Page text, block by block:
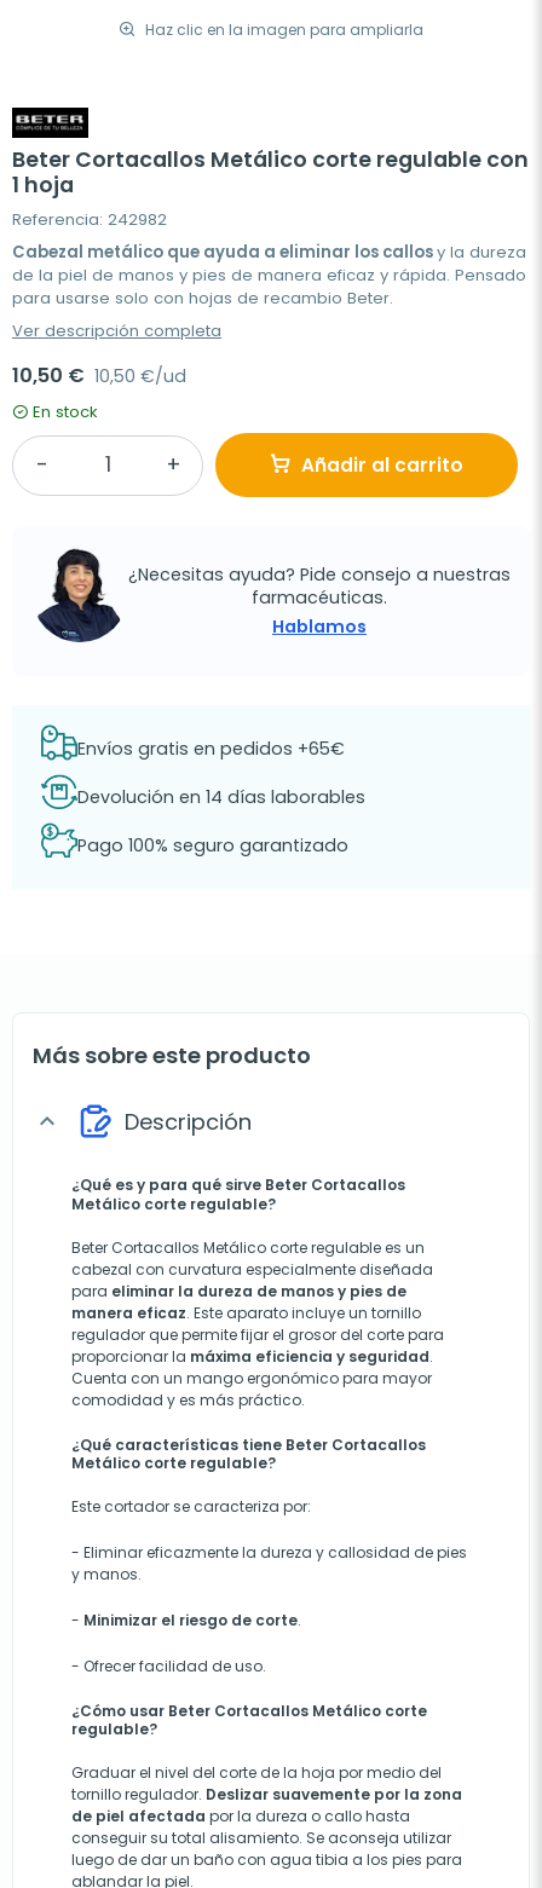
Haz clic en la imagen para ampliarla
Beter Cortacallos Metálico corte regulable con
1 hoja
Referencia: 242982
Cabezal metálico que ayuda a eliminar los callosy la dureza
de la piel de manos y pies de manera eficaz y rápida. Pensado
para usarse solo con hojas de recambio Beter.
Ver descripción completa
10,50 € 10,50 €/ud
En stock
Añadir al carrito
¿Necesitas ayuda? Pide consejo a nuestras
farmacéuticas.
Hablamos
Envíos gratis en pedidos +65€
Devolución en 14 días laborables
Pago 100% seguro garantizado
Más sobre este producto
expand_more Descripción
¿Qué es y para qué sirve Beter Cortacallos
Metálico corte regulable?
Beter Cortacallos Metálico corte regulable es un
cabezal con curvatura especialmente diseñada
para eliminar la dureza de manos y pies de
manera eficaz. Este aparato incluye un tornillo
regulador que permite fijar el grosor del corte para
proporcionar la máxima eficiencia y seguridad.
Cuenta con un mango ergonómico para mayor
comodidad y es más práctico.
¿Qué características tiene Beter Cortacallos
Metálico corte regulable?
Este cortador se caracteriza por:
- Eliminar eficazmentela dureza y callosidad de pies
y manos.
- Minimizar el riesgo de corte.
- Ofrecer facilidad de uso.
¿Cómo usar Beter Cortacallos Metálico corte
regulable?
Graduar el nivel del corte de la hoja por medio del
tornillo regulador. Deslizar suavemente por la zona
de piel afectada por la dureza o callo hasta
conseguir su total alisamiento. Se aconseja utilizar
luego de dar un baño con agua tibia a los pies para
ablandar la piel.